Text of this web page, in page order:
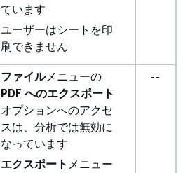
ています
ユーザーはシートを印
刷できません
ファイルメニューの
PDF へのエクスポート
オプションへのアクセ
スは、分析では無効に
なっています
エクスポート メニュー
--